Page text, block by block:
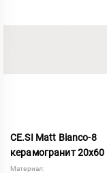
CE.SI Matt Bianco-8
керамогранит 20x60
Материал: